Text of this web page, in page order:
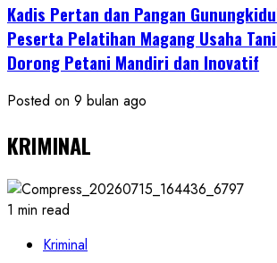
Kadis Pertan dan Pangan
Peserta Pelatihan Magang Usaha
Dorong Petani Mandiri dan Inovatif
Posted on 9 bulan ago
KRIMINAL
1 min read
Kriminal